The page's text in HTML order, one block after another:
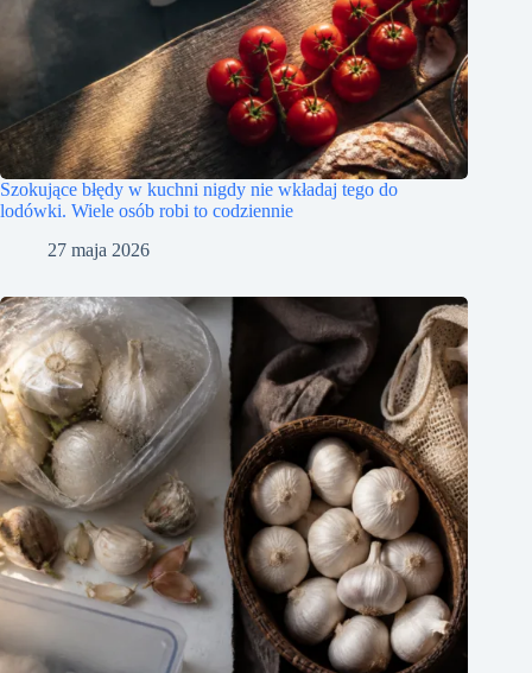
Szokujące błędy w kuchni nigdy nie wkładaj tego do
lodówki. Wiele osób robi to codziennie
27 maja 2026